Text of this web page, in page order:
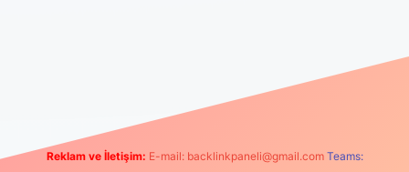
Reklam ve İletişim: E-mail: backlinkpaneli@gmail.com Teams: